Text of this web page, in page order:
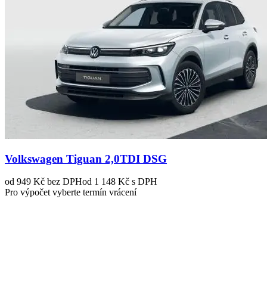
Volkswagen Tiguan 2,0TDI DSG
od 949 Kč bez DPHod 1 148 Kč s DPH
Pro výpočet vyberte termín vrácení